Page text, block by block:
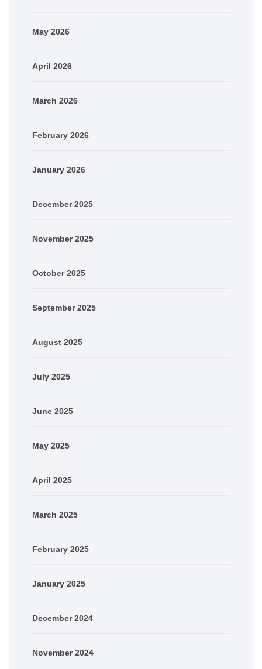
May 2026
April 2026
March 2026
February 2026
January 2026
December 2025
November 2025
October 2025
September 2025
August 2025
July 2025
June 2025
May 2025
April 2025
March 2025
February 2025
January 2025
December 2024
November 2024